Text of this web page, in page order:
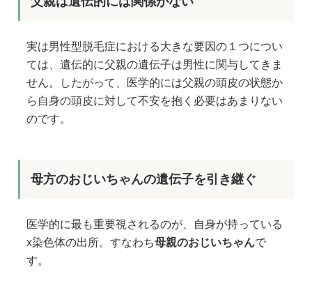
実は男性型脱毛症における大きな要因の１つについ
ては、遺伝的に父親の遺伝子は男性に関与してきま
せん。したがって、医学的には父親の頭皮の状態か
ら自身の頭皮に対して不安を抱く必要はあまりない
のです。
母方のおじいちゃんの遺伝子を引き継ぐ
医学的に最も重要視されるのが、自身が持っている
x染色体の出所。すなわち母親のおじいちゃんで
す。